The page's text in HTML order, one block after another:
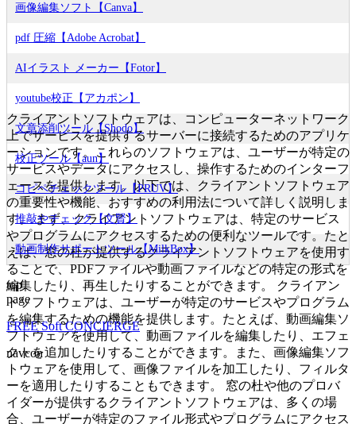
クライアントソフトウェアは、コンピューターネットワーク
上でサービスを提供するサーバーに接続するためのアプリケ
ーションです。これらのソフトウェアは、ユーザーが特定の
サービスやデータにアクセスし、操作するためのインターフ
ェースを提供します。以下では、クライアントソフトウェア
の重要性や機能、おすすめの利用法について詳しく説明しま
す。 まず、クライアントソフトウェアは、特定のサービス
やプログラムにアクセスするための便利なツールです。たと
えば、窓の杜が提供するクライアントソフトウェアを使用す
ることで、PDFファイルや動画ファイルなどの特定の形式を
編集したり、再生したりすることができます。 クライアン
トソフトウェアは、ユーザーが特定のサービスやプログラム
を編集するための機能を提供します。たとえば、動画編集ソ
フトウェアを使用して、動画ファイルを編集したり、エフェ
クトを追加したりすることができます。また、画像編集ソフ
トウェアを使用して、画像ファイルを加工したり、フィルタ
ーを適用したりすることもできます。 窓の杜や他のプロバ
イダーが提供するクライアントソフトウェアは、多くの場
合、ユーザーが特定のファイル形式やプログラムにアクセス
画像編集ソフト【Canva】
pdf 圧縮【Adobe Acrobat】
AIイラスト メーカー【Fotor】
youtube校正【アカポン】
文章添削ツール【Shodo】
校正ツール【aun】
コピペチェックツール【PRUV】
推敲やチェック【文賢】
動画制作サポートツール【MilkBox】
top
page
FREE Soft CONCIERGE
navcon